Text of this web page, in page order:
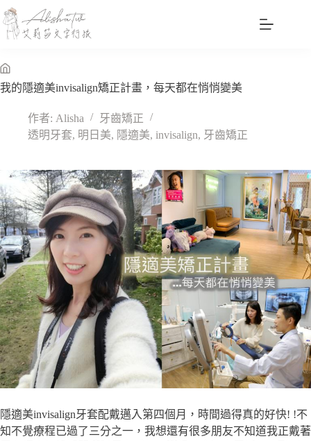
跳
至
主
內
容
無
我的隱適美invisalign矯正計畫，每天都在悄悄變美
作者: Alisha
牙齒矯正
透明牙套, 明日美, 隱適美, invisalign, 牙齒矯正
隱適美invisalign牙套配戴邁入第四個月，時間過得真的好快! !不
知不覺療程已過了三分之一，我想還有很多朋友不知道我正戴著